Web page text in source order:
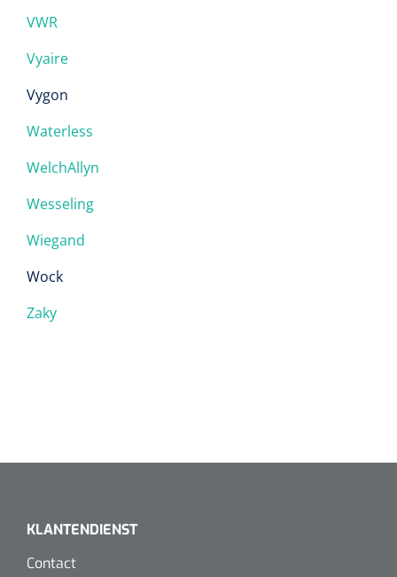
VWR
Vyaire
Vygon
Waterless
WelchAllyn
Wesseling
Wiegand
Wock
Zaky
KLANTENDIENST
Contact